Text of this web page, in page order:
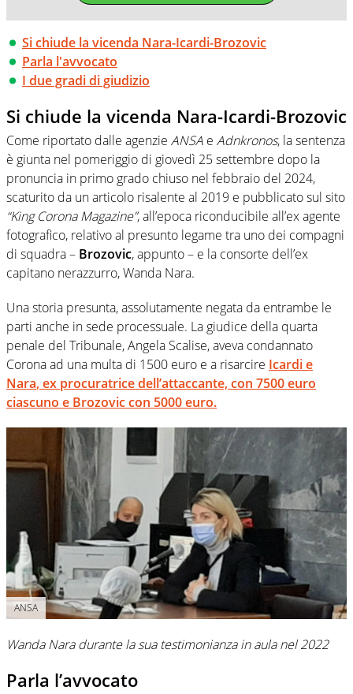
Si chiude la vicenda Nara-Icardi-Brozovic
Parla l'avvocato
I due gradi di giudizio
Si chiude la vicenda Nara-Icardi-Brozovic
Come riportato dalle agenzie ANSA e Adnkronos, la sentenza
è giunta nel pomeriggio di giovedì 25 settembre dopo la
pronuncia in primo grado chiuso nel febbraio del 2024,
scaturito da un articolo risalente al 2019 e pubblicato sul sito
“King Corona Magazine”, all’epoca riconducibile all’ex agente
fotografico, relativo al presunto legame tra uno dei compagni
di squadra – Brozovic, appunto – e la consorte dell’ex
capitano nerazzurro, Wanda Nara.
Una storia presunta, assolutamente negata da entrambe le
parti anche in sede processuale. La giudice della quarta
penale del Tribunale, Angela Scalise, aveva condannato
Corona ad una multa di 1500 euro e a risarcire Icardi e
Nara, ex procuratrice dell’attaccante, con 7500 euro
ciascuno e Brozoviccon 5000 euro.
ANSA
Wanda Nara durante la sua testimonianza in aula nel 2022
Parla l’avvocato